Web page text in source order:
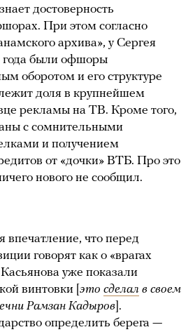
достоверность
При этом согласно
архива», у Сергея
года были офшоры
оборотом и его структуре
доля в крупнейшем
рекламы на ТВ. Кроме того,
с сомнительными
и получением
от «дочки» ВТБ. Про это
нового не сообщил.
впечатление, что перед
говорят как о «врагах
уже показали
винтовки [ это сделал в своем
Рамзан Кадыров ].
определить берега —